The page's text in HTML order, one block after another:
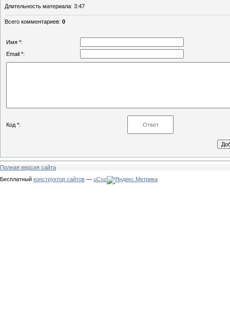
Длительность материала: 3:47
Всего комментариев: 0
Имя *:
Email *:
Код *:
Полная версия сайта
Бесплатный конструктор сайтов — uCoz